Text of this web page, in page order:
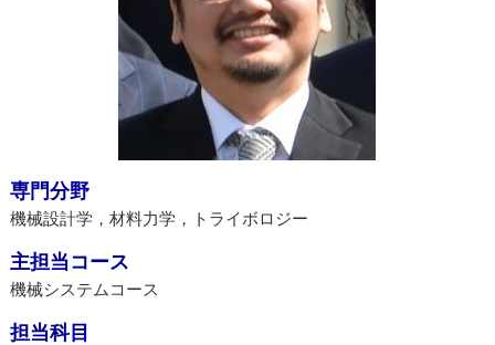
専門分野
機械設計学，材料力学，トライボロジー
主担当コース
機械システムコース
担当科目